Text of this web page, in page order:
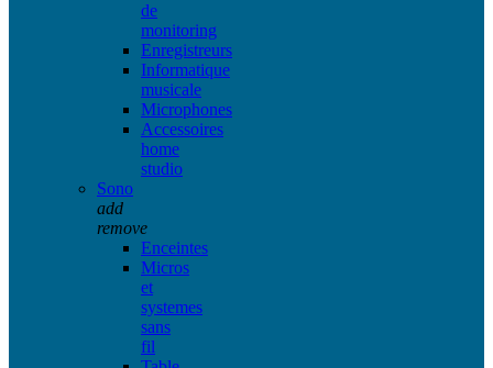
de
monitoring
Enregistreurs
Informatique
musicale
Microphones
Accessoires
home
studio
Sono
add
remove
Enceintes
Micros
et
systemes
sans
fil